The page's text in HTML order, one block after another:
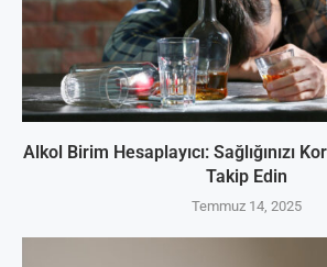
Alkol Birim Hesaplayıcı: Sağlığınızı
Takip Edin
Temmuz 14, 2025